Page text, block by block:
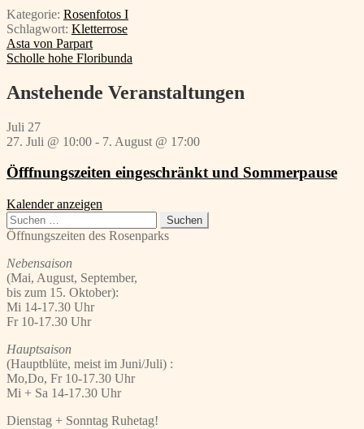
Kategorie: Rosenfotos I
Schlagwort: Kletterrose
Beitragsnavigation
Vorheriger
Beitrag:
Asta von Parpart
Nächster
Scholle hohe Floribunda
Anstehende Veranstaltungen
Juli 27
27. Juli @ 10:00 - 7. August @ 17:00
Öfffnungszeiten eingeschränkt und Sommerpause
Kalender anzeigen
Suchen
nach:
Öffnungszeiten des Rosenparks
Nebensaison
(Mai, August, September,
bis zum 15. Oktober):
Mi 14-17.30 Uhr
Fr 10-17.30 Uhr
Hauptsaison
(Hauptblüte, meist im Juni/Juli) :
Mo,Do, Fr 10-17.30 Uhr
Mi + Sa 14-17.30 Uhr
Dienstag + Sonntag Ruhetag!